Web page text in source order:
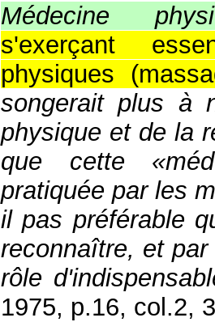
Médecine
s'exerçant
physiques
songerait plus à
physique et de la
que cette
pratiquée par les
il pas préférable
reconnaître, et
rôle
1975, p.16, col.2,